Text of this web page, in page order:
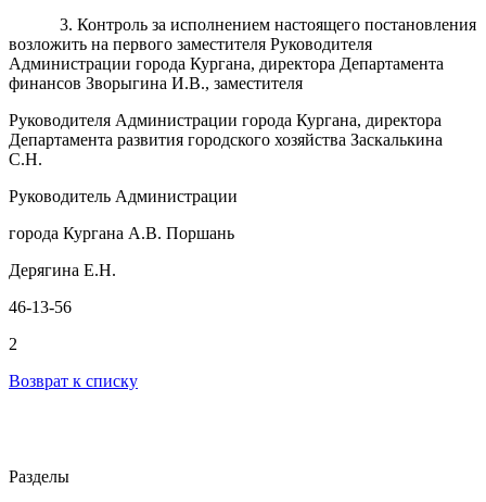
3. Контроль за исполнением настоящего постановления
возложить на первого заместителя Руководителя
Администрации города Кургана, директора Департамента
финансов Зворыгина И.В., заместителя
Руководителя Администрации города Кургана, директора
Департамента развития городского хозяйства Заскалькина
С.Н.
Руководитель Администрации
города Кургана А.В. Поршань
Дерягина Е.Н.
46-13-56
2
Возврат к списку
Разделы